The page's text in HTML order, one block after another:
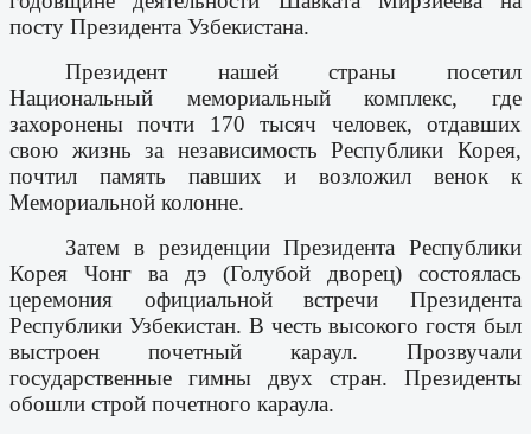
посту Президента Узбекистана.
Президент нашей страны посетил
Национальный мемориальный комплекс, где
захоронены почти 170 тысяч человек, отдавших
свою жизнь за независимость Республики Корея,
почтил память павших и возложил венок к
Мемориальной колонне.
Затем в резиденции Президента Республики
Корея Чонг ва дэ (Голубой дворец) состоялась
церемония официальной встречи Президента
Республики Узбекистан. В честь высокого гостя был
выстроен почетный караул. Прозвучали
государственные гимны двух стран. Президенты
обошли строй почетного караула.